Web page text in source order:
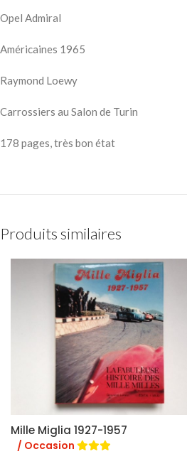
Opel Admiral
Américaines 1965
Raymond Loewy
Carrossiers au Salon de Turin
178 pages, très bon état
Produits similaires
Mille Miglia 1927-1957
/ Occasion